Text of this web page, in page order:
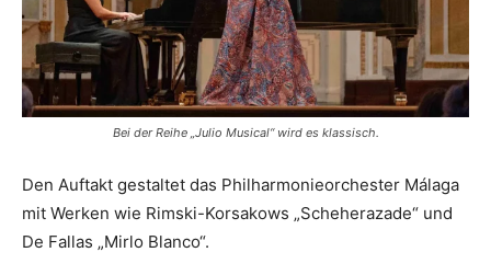
Bei der Reihe „Julio Musical“ wird es klassisch.
Den Auftakt gestaltet das Philharmonieorchester Málaga
mit Werken wie Rimski-Korsakows „Scheherazade“ und
De Fallas „Mirlo Blanco“.